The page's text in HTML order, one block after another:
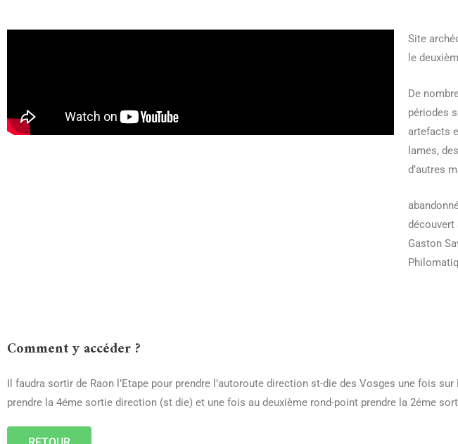
Site
le
De
périodes
artefacts
lames,
d’autres
découvert
Gaston
Comment y accéder ?
Il faudra sortir de Raon l’Etape pour prendre l’autoroute direction st-die des Vosges une fois
prendre la 4éme sortie direction (st die) et une fois au deuxième rond-point prendre la 2éme